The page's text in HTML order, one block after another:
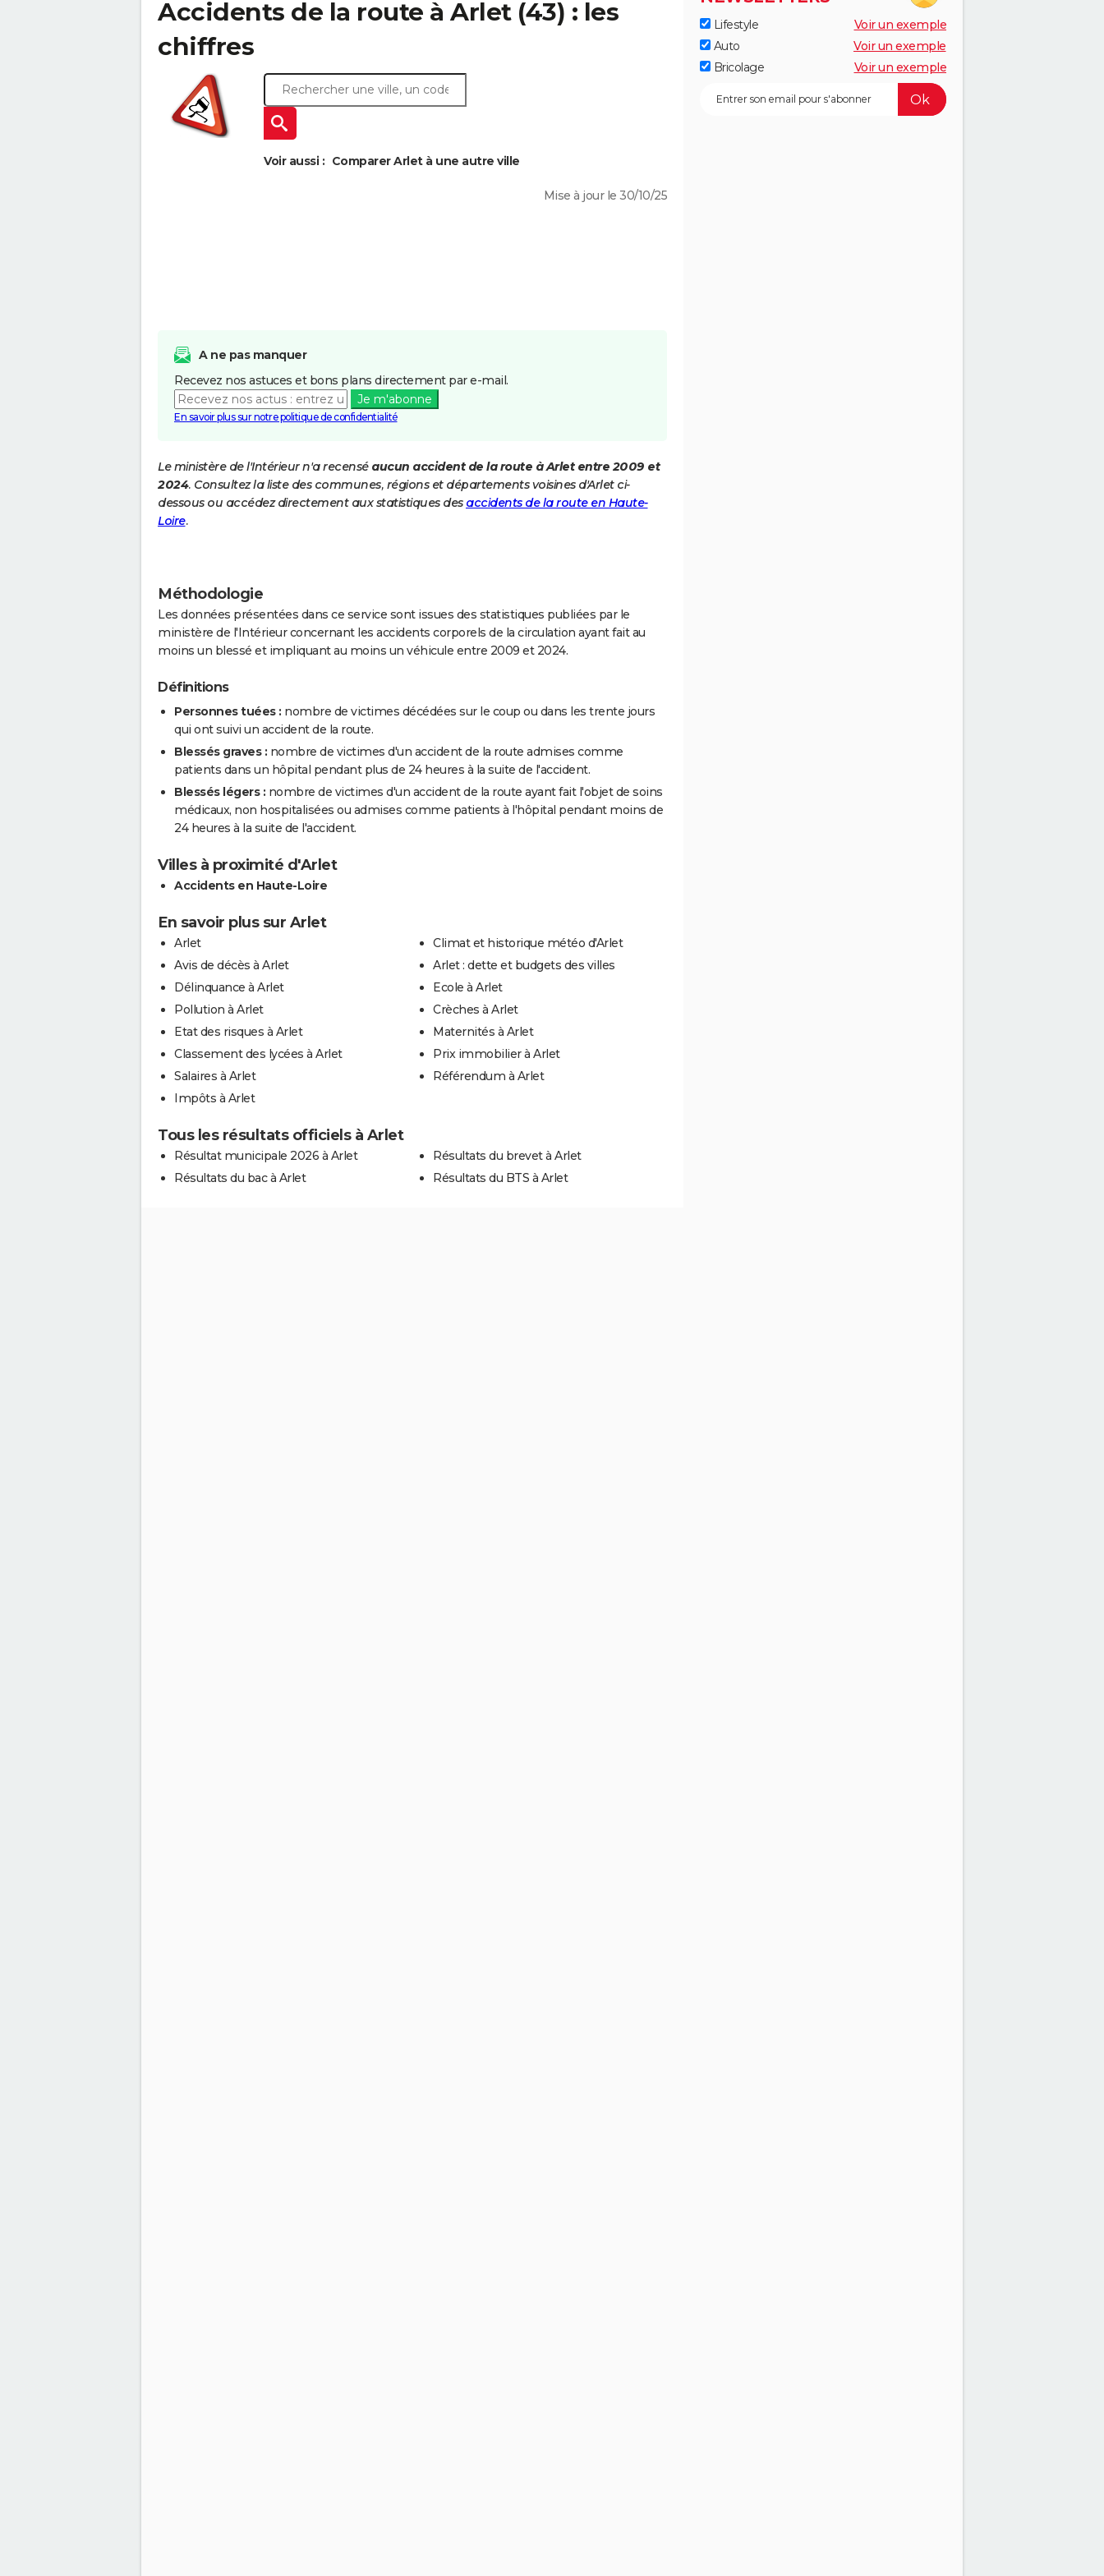
Accidents de la route à Arlet (43) : les
chiffres
Voir aussi : Comparer Arlet à une autre ville
Mise à jour le 30/10/25
A ne pas manquer
Recevez nos astuces et bons plans directement par e-mail.
Je m'abonne
En savoir plus sur notre politique de confidentialité
Le ministère de l'Intérieur n'a recensé aucun accident de la route à Arlet entre 2009 et
2024. Consultez la liste des communes, régions et départements voisines d'Arlet ci-
dessous ou accédez directement aux statistiques des accidents de la route en Haute-
Loire.
Méthodologie
Les données présentées dans ce service sont issues des statistiques publiées par le
ministère de l'Intérieur concernant les accidents corporels de la circulation ayant fait au
moins un blessé et impliquant au moins un véhicule entre 2009 et 2024.
Définitions
Personnes tuées : nombre de victimes décédées sur le coup ou dans les trente jours
qui ont suivi un accident de la route.
Blessés graves : nombre de victimes d'un accident de la route admises comme
patients dans un hôpital pendant plus de 24 heures à la suite de l'accident.
Blessés légers : nombre de victimes d'un accident de la route ayant fait l'objet de soins
médicaux, non hospitalisées ou admises comme patients à l'hôpital pendant moins de
24 heures à la suite de l'accident.
Villes à proximité d'Arlet
Accidents en Haute-Loire
En savoir plus sur Arlet
Arlet
Avis de décès à Arlet
Délinquance à Arlet
Pollution à Arlet
Etat des risques à Arlet
Classement des lycées à Arlet
Salaires à Arlet
Impôts à Arlet
Climat et historique météo d'Arlet
Arlet : dette et budgets des villes
Ecole à Arlet
Crèches à Arlet
Maternités à Arlet
Prix immobilier à Arlet
Référendum à Arlet
Tous les résultats officiels à Arlet
Résultat municipale 2026 à Arlet
Résultats du bac à Arlet
Résultats du brevet à Arlet
Résultats du BTS à Arlet
Lifestyle
Voir un exemple
Auto
Voir un exemple
Bricolage
Voir un exemple